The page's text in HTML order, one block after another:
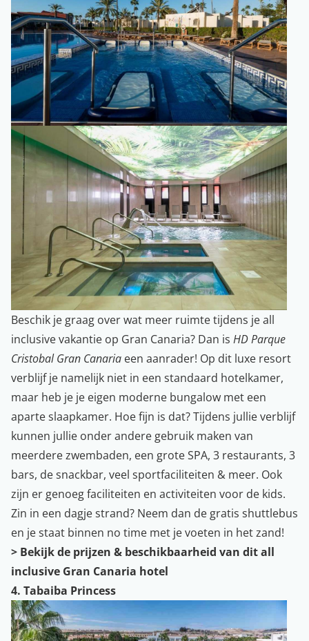
Beschik je graag over wat meer ruimte tijdens je all
inclusive vakantie op Gran Canaria? Dan is HD Parque
Cristobal Gran Canaria een aanrader! Op dit luxe resort
verblijf je namelijk niet in een standaard hotelkamer,
maar heb je je eigen moderne bungalow met een
aparte slaapkamer. Hoe fijn is dat? Tijdens jullie verblijf
kunnen jullie onder andere gebruik maken van
meerdere zwembaden, een grote SPA, 3 restaurants, 3
bars, de snackbar, veel sportfaciliteiten & meer. Ook
zijn er genoeg faciliteiten en activiteiten voor de kids.
Zin in een dagje strand? Neem dan de gratis shuttlebus
en je staat binnen no time met je voeten in het zand!
> Bekijk de prijzen & beschikbaarheid van dit all
inclusive Gran Canaria hotel
4. Tabaiba Princess